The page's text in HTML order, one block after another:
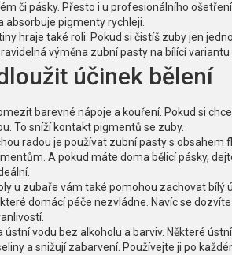
či pásky. Přesto i u profesionálního
absorbuje pigmenty rychleji.
hraje také roli. Pokud si čistíš zuby jen
výměna zubní pasty na bílící
účinek bělení
barevné nápoje a kouření. Pokud si
To sníží kontakt pigmentů se zuby.
radou je používat zubní pasty s obsahem
A pokud máte doma bělicí pásky,
u zubaře vám také pomohou zachovat
domácí péče nezvládne. Navíc se
ústní vodu bez alkoholu a barviv. Některé
a snižují zabarvení. Používejte ji po